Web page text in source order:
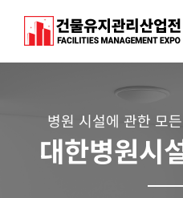
병원 시설에 관한 모
대한병원시